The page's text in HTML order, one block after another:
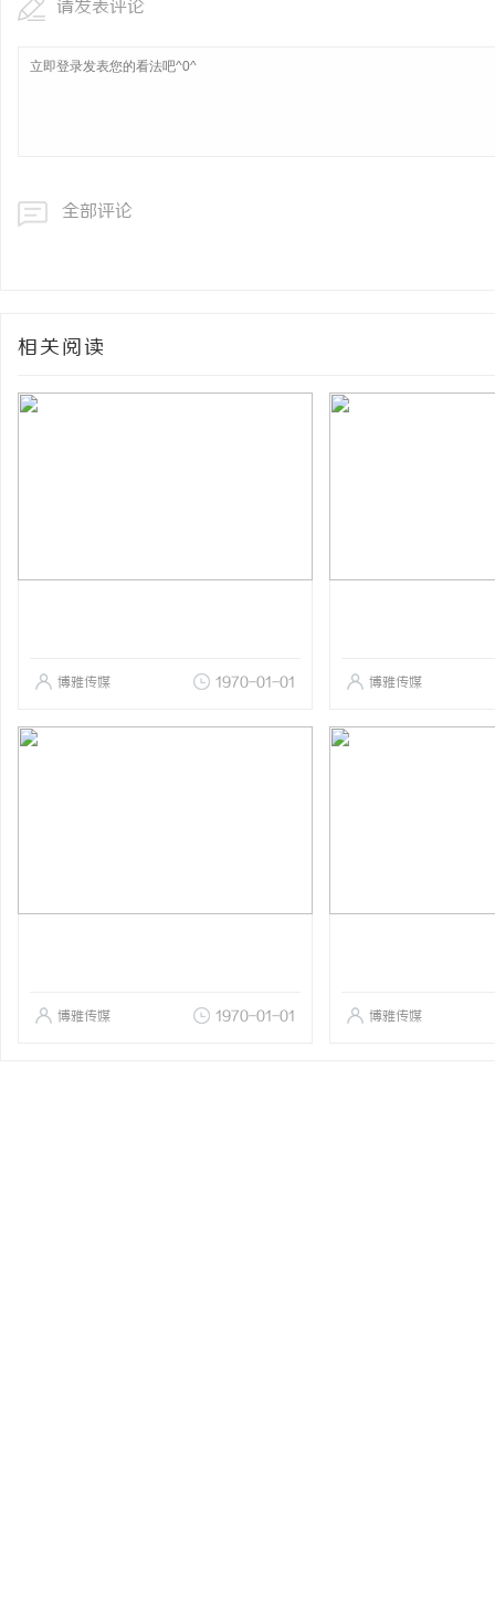
请发表评论
全部评论
相关阅读
博雅传媒 1970-01-01 博雅传媒
博雅传媒 1970-01-01 博雅传媒